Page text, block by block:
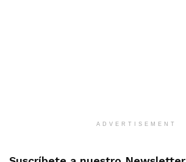
ADVERTISEMENT